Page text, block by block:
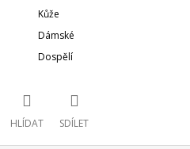
Kůže
Dámské
Dospělí
HLÍDAT SDÍLET